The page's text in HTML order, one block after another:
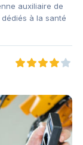
auxiliaire de
à la santé